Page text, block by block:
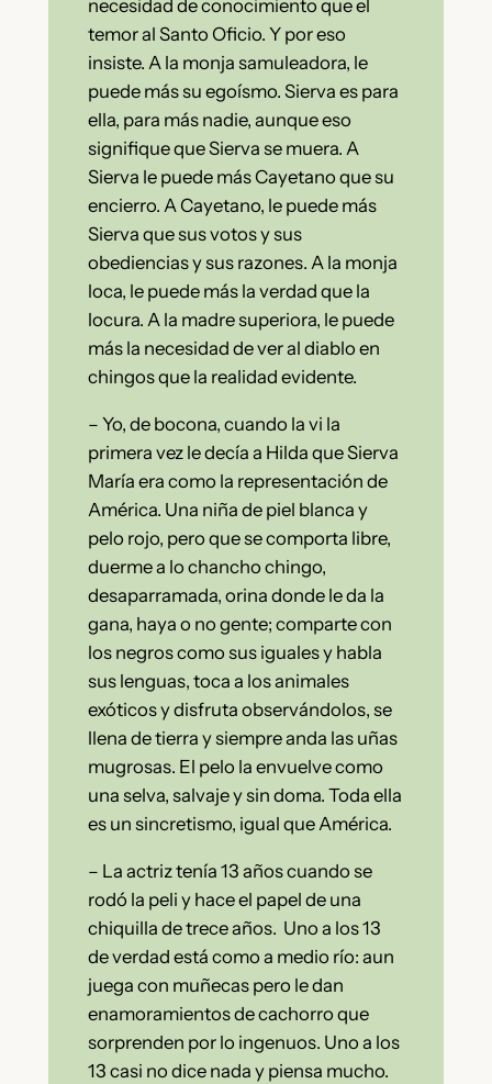
necesidad de conocimiento que el
temor al Santo Oficio. Y por eso
insiste. A la monja samuleadora, le
puede más su egoísmo. Sierva es para
ella, para más nadie, aunque eso
signifique que Sierva se muera. A
Sierva le puede más Cayetano que su
encierro. A Cayetano, le puede más
Sierva que sus votos y sus
obediencias y sus razones. A la monja
loca, le puede más la verdad que la
locura. A la madre superiora, le puede
más la necesidad de ver al diablo en
chingos que la realidad evidente.
– Yo, de bocona, cuando la vi la
primera vez le decía a Hilda que Sierva
María era como la representación de
América. Una niña de piel blanca y
pelo rojo, pero que se comporta libre,
duerme a lo chancho chingo,
desaparramada, orina donde le da la
gana, haya o no gente; comparte con
los negros como sus iguales y habla
sus lenguas, toca a los animales
exóticos y disfruta observándolos, se
llena de tierra y siempre anda las uñas
mugrosas. El pelo la envuelve como
una selva, salvaje y sin doma. Toda ella
es un sincretismo, igual que América.
– La actriz tenía 13 años cuando se
rodó la peli y hace el papel de una
chiquilla de trece años. Uno a los 13
de verdad está como a medio río: aun
juega con muñecas pero le dan
enamoramientos de cachorro que
sorprenden por lo ingenuos. Uno a los
13 casi no dice nada y piensa mucho.